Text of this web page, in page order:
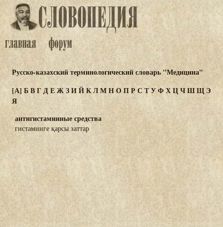
Русско-казахский терминологический словарь "Медицина"
[А] БВГДЕЖЗИЙКЛМНОПРСТУФХЦЧШЩ Э
Я
антигистаминные средства
гистаминге қарсы заттар